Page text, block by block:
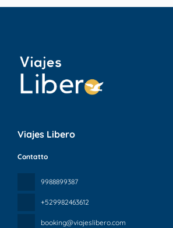
Viajes Libero
Contatto
9988899387
+529982463612
booking@viajeslibero.com